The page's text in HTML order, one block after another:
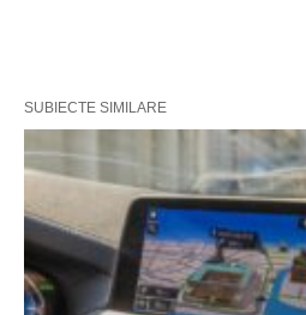
SUBIECTE SIMILARE